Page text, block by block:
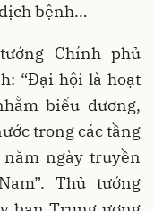
bệnh…
Chính phủ
“Đại hội là hoạt
biểu dương,
trong các tầng
ngày truyền
Thủ tướng